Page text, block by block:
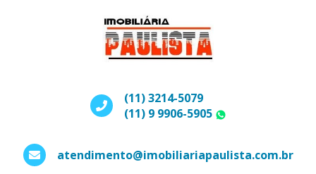
(11) 3214-5079
(11) 9 9906-5905
atendimento@imobiliariapaulista.com.br